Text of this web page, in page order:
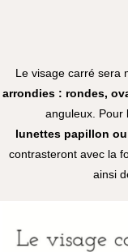
Le visage carré sera
arrondies : rondes,
anguleux. Pour
lunettes papillon
contrasteront avec la
ainsi